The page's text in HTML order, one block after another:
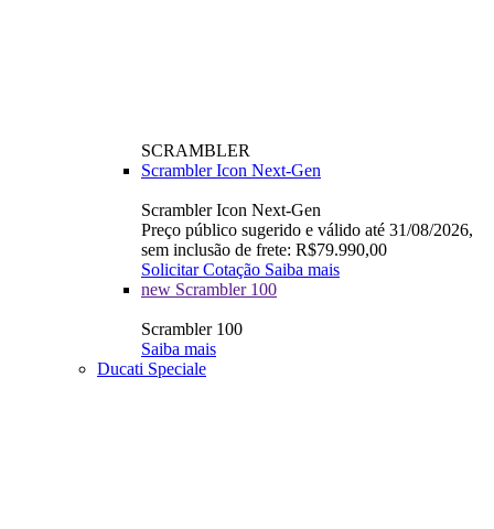
SCRAMBLER
Scrambler Icon Next-Gen
Scrambler Icon Next-Gen
Preço público sugerido e válido até 31/08/2026,
sem inclusão de frete: R$79.990,00
Solicitar Cotação Saiba mais
new Scrambler 100
Scrambler 100
Saiba mais
Ducati Speciale